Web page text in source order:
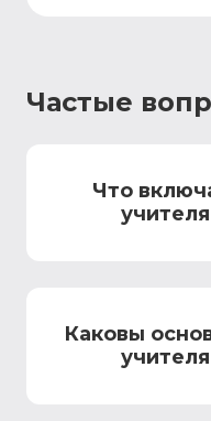
Частые
Что
Каковы